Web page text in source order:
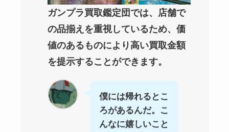
ガンプラ買取鑑定団では、店舗で
の品揃えを重視しているため、価
値のあるものにより高い買取金額
を提示することができます。
僕には帰れるとこ
ろがあるんだ。こ
んなに嬉しいこと